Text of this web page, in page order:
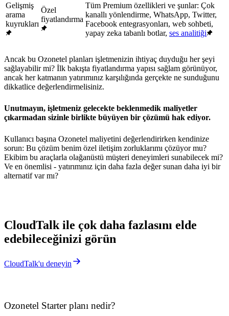
Gelişmiş
arama
kuyrukları
Özel
fiyatlandırma
Tüm Premium özellikleri ve şunlar: Çok
kanallı yönlendirme, WhatsApp, Twitter,
Facebook entegrasyonları, web sohbeti,
yapay zeka tabanlı botlar, ses analitiği
Ancak bu Ozonetel planları işletmenizin ihtiyaç duyduğu her şeyi
sağlayabilir mi? İlk bakışta fiyatlandırma yapısı sağlam görünüyor,
ancak her katmanın yatırımınız karşılığında gerçekte ne sunduğunu
dikkatlice değerlendirmelisiniz.
Unutmayın, işletmeniz gelecekte beklenmedik maliyetler
çıkarmadan sizinle birlikte büyüyen bir çözümü hak ediyor.
Kullanıcı başına Ozonetel maliyetini değerlendirirken kendinize
sorun: Bu çözüm benim özel iletişim zorluklarımı çözüyor mu?
Ekibim bu araçlarla olağanüstü müşteri deneyimleri sunabilecek mi?
Ve en önemlisi - yatırımınız için daha fazla değer sunan daha iyi bir
alternatif var mı?
CloudTalk ile çok daha fazlasını elde
edebileceğinizi görün
CloudTalk'u deneyin
Ozonetel Starter planı nedir?